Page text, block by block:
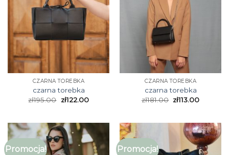
CZARNA TOREBKA
czarna torebka
zł195.00 zł122.00
CZARNA TOREBKA
czarna torebka
zł181.00 zł113.00
Promocja! Promocja!